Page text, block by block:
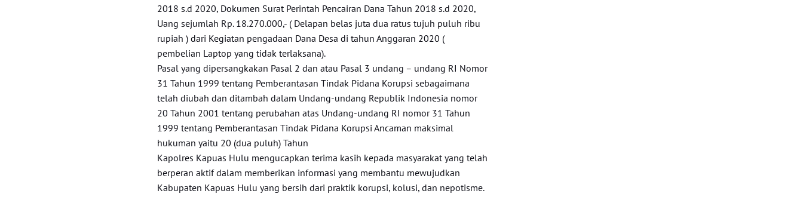
2018 s.d 2020, Dokumen Surat Perintah Pencairan Dana Tahun 2018 s.d 2020,
Uang sejumlah Rp. 18.270.000,- ( Delapan belas juta dua ratus tujuh puluh ribu
rupiah ) dari Kegiatan pengadaan Dana Desa di tahun Anggaran 2020 (
pembelian Laptop yang tidak terlaksana).
Pasal yang dipersangkakan Pasal 2 dan atau Pasal 3 undang – undang RI Nomor
31 Tahun 1999 tentang Pemberantasan Tindak Pidana Korupsi sebagaimana
telah diubah dan ditambah dalam Undang-undang Republik Indonesia nomor
20 Tahun 2001 tentang perubahan atas Undang-undang RI nomor 31 Tahun
1999 tentang Pemberantasan Tindak Pidana Korupsi Ancaman maksimal
hukuman yaitu 20 (dua puluh) Tahun
Kapolres Kapuas Hulu mengucapkan terima kasih kepada masyarakat yang telah
berperan aktif dalam memberikan informasi yang membantu mewujudkan
Kabupaten Kapuas Hulu yang bersih dari praktik korupsi, kolusi, dan nepotisme.